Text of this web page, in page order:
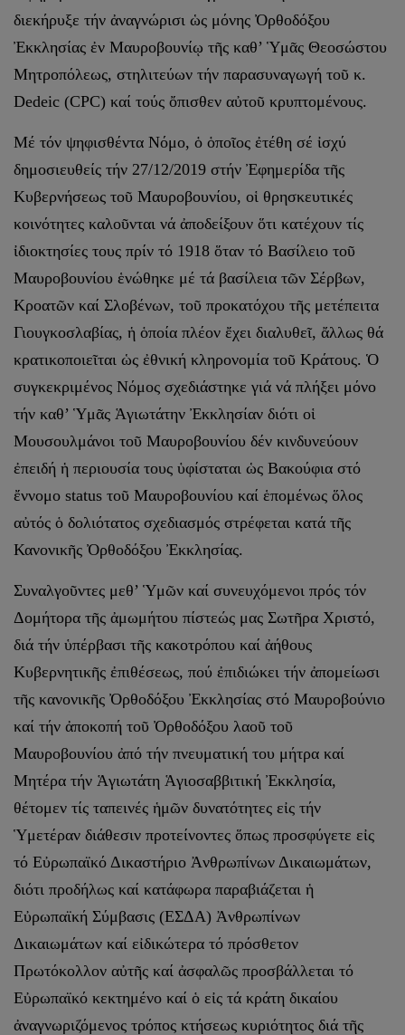
διεκήρυξε τήν ἀναγνώρισι ὡς μόνης Ὀρθοδόξου
Ἐκκλησίας ἐν Μαυροβουνίῳ τῆς καθ’ Ὑμᾶς Θεοσώστου
Μητροπόλεως, στηλιτεύων τήν παρασυναγωγή τοῦ κ.
Dedeic (CPC) καί τούς ὄπισθεν αὐτοῦ κρυπτομένους.
Μέ τόν ψηφισθέντα Νόμο, ὁ ὁποῖος ἐτέθη σέ ἰσχύ
δημοσιευθείς τήν 27/12/2019 στήν Ἐφημερίδα τῆς
Κυβερνήσεως τοῦ Μαυροβουνίου, οἱ θρησκευτικές
κοινότητες καλοῦνται νά ἀποδείξουν ὅτι κατέχουν τίς
ἰδιοκτησίες τους πρίν τό 1918 ὅταν τό Βασίλειο τοῦ
Μαυροβουνίου ἑνώθηκε μέ τά βασίλεια τῶν Σέρβων,
Κροατῶν καί Σλοβένων, τοῦ προκατόχου τῆς μετέπειτα
Γιουγκοσλαβίας, ἡ ὁποία πλέον ἔχει διαλυθεῖ, ἄλλως θά
κρατικοποιεῖται ὡς ἐθνική κληρονομία τοῦ Κράτους. Ὁ
συγκεκριμένος Νόμος σχεδιάστηκε γιά νά πλήξει μόνο
τήν καθ’ Ὑμᾶς Ἁγιωτάτην Ἐκκλησίαν διότι οἱ
Μουσουλμάνοι τοῦ Μαυροβουνίου δέν κινδυνεύουν
ἐπειδή ἡ περιουσία τους ὑφίσταται ὡς Βακούφια στό
ἔννομο status τοῦ Μαυροβουνίου καί ἑπομένως ὅλος
αὐτός ὁ δολιότατος σχεδιασμός στρέφεται κατά τῆς
Κανονικῆς Ὀρθοδόξου Ἐκκλησίας.
Συναλγοῦντες μεθ’ Ὑμῶν καί συνευχόμενοι πρός τόν
Δομήτορα τῆς ἀμωμήτου πίστεώς μας Σωτῆρα Χριστό,
διά τήν ὑπέρβασι τῆς κακοτρόπου καί ἀήθους
Κυβερνητικῆς ἐπιθέσεως, πού ἐπιδιώκει τήν ἀπομείωσι
τῆς κανονικῆς Ὀρθοδόξου Ἐκκλησίας στό Μαυροβούνιο
καί τήν ἀποκοπή τοῦ Ὀρθοδόξου λαοῦ τοῦ
Μαυροβουνίου ἀπό τήν πνευματική του μήτρα καί
Μητέρα τήν Ἁγιωτάτη Ἁγιοσαββιτική Ἐκκλησία,
θέτομεν τίς ταπεινές ἡμῶν δυνατότητες εἰς τήν
Ὑμετέραν διάθεσιν προτείνοντες ὅπως προσφύγετε εἰς
τό Εὐρωπαϊκό Δικαστήριο Ἀνθρωπίνων Δικαιωμάτων,
διότι προδήλως καί κατάφωρα παραβιάζεται ἡ
Εὐρωπαϊκή Σύμβασις (ΕΣΔΑ) Ἀνθρωπίνων
Δικαιωμάτων καί εἰδικώτερα τό πρόσθετον
Πρωτόκολλον αὐτῆς καί ἀσφαλῶς προσβάλλεται τό
Εὐρωπαϊκό κεκτημένο καί ὁ εἰς τά κράτη δικαίου
ἀναγνωριζόμενος τρόπος κτήσεως κυριότητος διά τῆς